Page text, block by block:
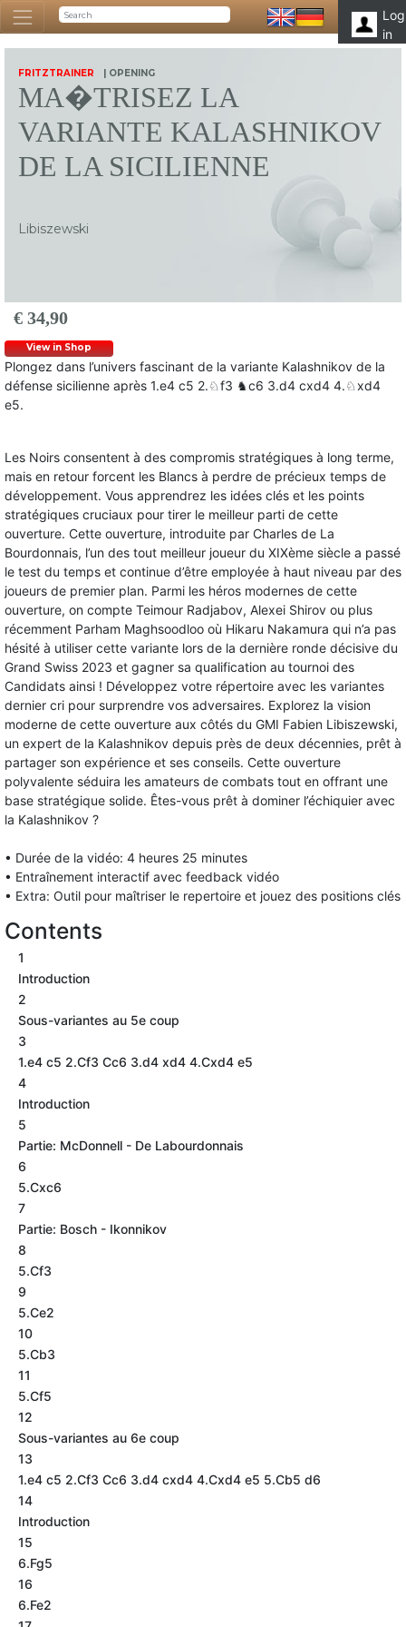
Log
in
FRITZTRAINER | OPENING
MA�TRISEZ LA
VARIANTE KALASHNIKOV
DE LA SICILIENNE
Libiszewski
€ 34,90
View in Shop
Plongez dans l’univers fascinant de la variante Kalashnikov de la
défense sicilienne après 1.e4 c5 2.♘f3 ♞c6 3.d4 cxd4 4.♘xd4
e5.
Les Noirs consentent à des compromis stratégiques à long terme,
mais en retour forcent les Blancs à perdre de précieux temps de
développement. Vous apprendrez les idées clés et les points
stratégiques cruciaux pour tirer le meilleur parti de cette
ouverture. Cette ouverture, introduite par Charles de La
Bourdonnais, l’un des tout meilleur joueur du XIXème siècle a passé
le test du temps et continue d’être employée à haut niveau par des
joueurs de premier plan. Parmi les héros modernes de cette
ouverture, on compte Teimour Radjabov, Alexei Shirov ou plus
récemment Parham Maghsoodloo où Hikaru Nakamura qui n’a pas
hésité à utiliser cette variante lors de la dernière ronde décisive du
Grand Swiss 2023 et gagner sa qualification au tournoi des
Candidats ainsi ! Développez votre répertoire avec les variantes
dernier cri pour surprendre vos adversaires. Explorez la vision
moderne de cette ouverture aux côtés du GMI Fabien Libiszewski,
un expert de la Kalashnikov depuis près de deux décennies, prêt à
partager son expérience et ses conseils. Cette ouverture
polyvalente séduira les amateurs de combats tout en offrant une
base stratégique solide. Êtes-vous prêt à dominer l’échiquier avec
la Kalashnikov ?
• Durée de la vidéo: 4 heures 25 minutes
• Entraînement interactif avec feedback vidéo
• Extra: Outil pour maîtriser le repertoire et jouez des positions clés
Contents
1
Introduction
2
Sous-variantes au 5e coup
3
1.e4 c5 2.Cf3 Cc6 3.d4 xd4 4.Cxd4 e5
4
Introduction
5
Partie: McDonnell - De Labourdonnais
6
5.Cxc6
7
Partie: Bosch - Ikonnikov
8
5.Cf3
9
5.Ce2
10
5.Cb3
11
5.Cf5
12
Sous-variantes au 6e coup
13
1.e4 c5 2.Cf3 Cc6 3.d4 cxd4 4.Cxd4 e5 5.Cb5 d6
14
Introduction
15
6.Fg5
16
6.Fe2